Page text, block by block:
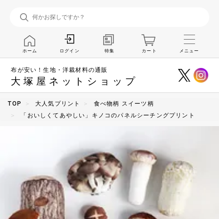
布が安い！生地・洋裁材料の通販
大塚屋ネットショップ
ホーム ログイン 特集 カート メニュー
TOP 大人気プリント
食べ物柄 スイーツ柄
「おいしくてあやしい」キノコのパネルシーチングプリント